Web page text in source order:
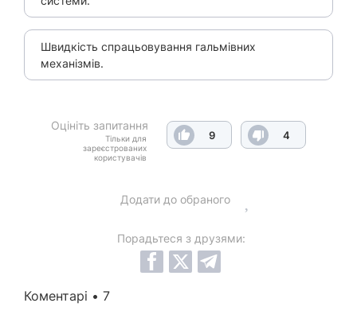
Швидкість спрацьовування гальмівних
механізмів.
Оцініть запитання
Тільки для
зареєстрованих
користувачів
9 4
Додати до обраного
Порадьтеся з друзями:
Коментарі • 7